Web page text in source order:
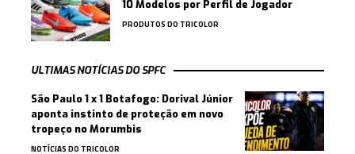
10 Modelos por Perfil de Jogador
PRODUTOS DO TRICOLOR
ULTIMAS NOTÍCIAS DO SPFC
São Paulo 1 x 1 Botafogo: Dorival Júnior
aponta instinto de proteção em novo
tropeço no Morumbis
NOTÍCIAS DO TRICOLOR